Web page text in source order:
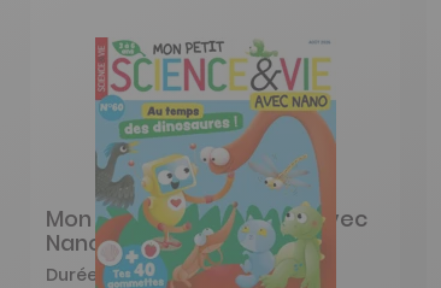
Mon Petit Science et Vie avec
Nano
Durée libre